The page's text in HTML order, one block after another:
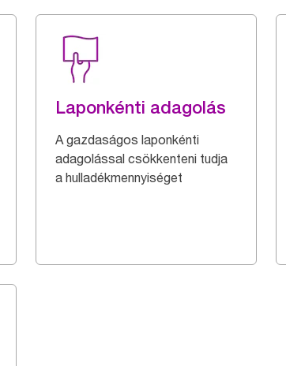
Laponkénti adagolás
A gazdaságos laponkénti
adagolással csökkenteni tudja
a hulladékmennyiséget